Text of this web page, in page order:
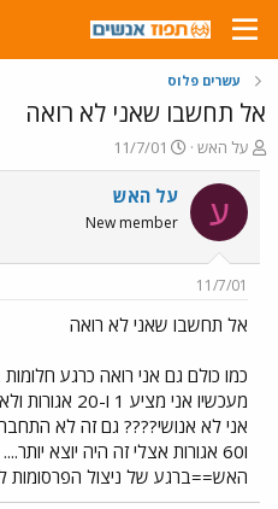
עשרים פלוס
אל תחשבו שאני לא רואה
פ
ו
ת
ח
ה
ש
א
על האש
פ
ו
ר
ם
ר
11/7/01
ע על האש
New member
11/7/01
אל תחשבו שאני לא רואה
כמו כולם גם אני רואה כרגע
ו60 אגורות אצלי זה היה יוצא
האש==ברגע של ניצול הפרסומות